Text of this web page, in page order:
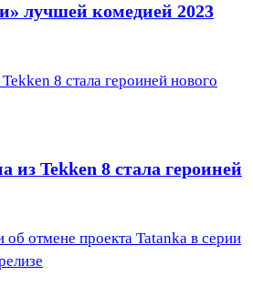
лучшей комедией 2023
8 стала героиней нового
из Tekken 8 стала героиней
об отмене проекта Tatanka в серии